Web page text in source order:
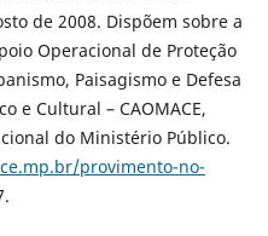
de 2008. Dispõem sobre a
Operacional de Proteção
Paisagismo e Defesa
e Cultural – CAOMACE,
do Ministério Público.
provimento-no-